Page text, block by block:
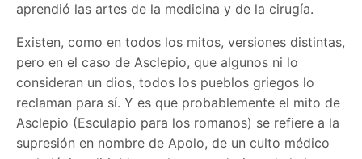
aprendió las artes de la medicina y de la cirugía.
Existen, como en todos los mitos, versiones distintas,
pero en el caso de Asclepio, que algunos ni lo
consideran un dios, todos los pueblos griegos lo
reclaman para sí. Y es que probablemente el mito de
Asclepio (Esculapio para los romanos) se refiere a la
supresión en nombre de Apolo, de un culto médico